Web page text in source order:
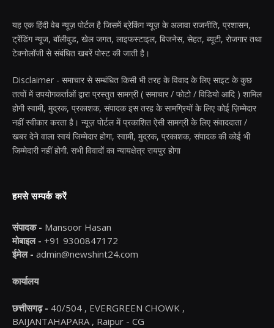
यह एक हिंदी वेब न्यूज़ पोर्टल है जिसमें ब्रेकिंग न्यूज़ के अलावा राजनीति, प्रशासन,
ट्रेंडिंग न्यूज, बॉलीवुड, खेल जगत, लाइफस्टाइल, बिजनेस, सेहत, ब्यूटी, रोजगार तथा
टेक्नोलॉजी से संबंधित खबरें पोस्ट की जाती है।
Disclaimer - समाचार से सम्बंधित किसी भी तरह के विवाद के लिए साइट के कुछ
तत्वों में उपयोगकर्ताओं द्वारा प्रस्तुत सामग्री ( समाचार / फोटो / विडियो आदि ) शामिल
होगी स्वामी, मुद्रक, प्रकाशक, संपादक इस तरह के सामग्रियों के लिए कोई ज़िम्मेदार
नहीं स्वीकार करता है। न्यूज़ पोर्टल में प्रकाशित ऐसी सामग्री के लिए संवाददाता /
खबर देने वाला स्वयं जिम्मेदार होगा, स्वामी, मुद्रक, प्रकाशक, संपादक की कोई भी
जिम्मेदारी नहीं होगी. सभी विवादों का न्यायक्षेत्र रायपुर होगा
हमसे सम्पर्क करें
संपादक - Mansoor Hasan
मोबाइल - +91 9300847172
ईमेल - admin@newshint24.com
कार्यालय
छत्तीसगढ़ - 40/504 , EVERGREEN CHOWK ,
BAIJANTAHAPARA , Raipur - CG